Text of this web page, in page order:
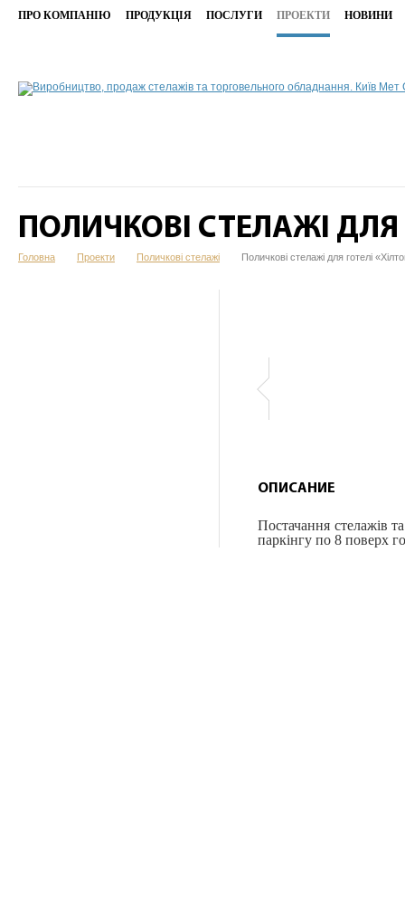
ПРО КОМПАНІЮ ПРОДУКЦІЯ ПОСЛУГИ ПРОЕКТИ НОВИНИ
ПОЛИЧКОВІ СТЕЛАЖІ ДЛЯ
Головна Проекти Поличкові стелажі Поличкові стелажі для готелі
ОПИСАНИЕ
Постачання стелажів
паркінгу по 8 поверх